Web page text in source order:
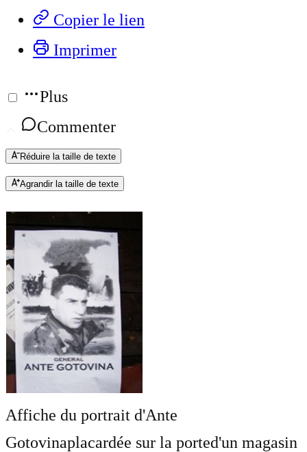
Copier le lien
Imprimer
Plus
Commenter
Réduire la taille de texte
Agrandir la taille de texte
Affiche du portrait d'Ante
Gotovinaplacardée sur la ported'un magasin